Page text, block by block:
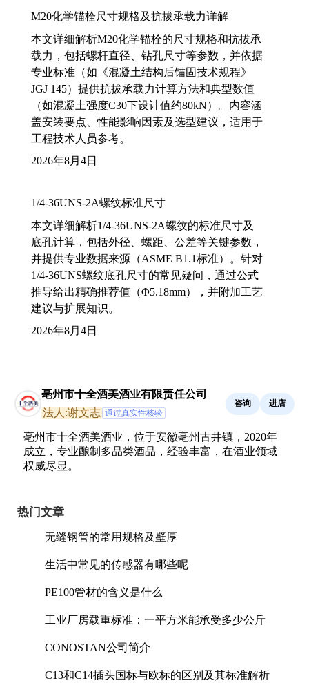
M20化学锚栓尺寸规格及抗拔承载力详解
本文详细解析M20化学锚栓的尺寸规格和抗拔承
载力，包括螺杆直径、钻孔尺寸等参数，并依据
专业标准（如《混凝土结构后锚固技术规程》
JGJ 145）提供抗拔承载力计算方法和典型数值
（如混凝土强度C30下设计值约80kN）。内容涵
盖安装要点、性能影响因素及选型建议，适用于
工程技术人员参考。
2026年8月4日
1/4-36UNS-2A螺纹标准尺寸
本文详细解析1/4-36UNS-2A螺纹的标准尺寸及
底孔计算，包括外径、螺距、公差等关键参数，
并提供专业数据来源（ASME B1.1标准）。针对
1/4-36UNS螺纹底孔尺寸的常见疑问，通过公式
推导给出精确推荐值（Φ5.18mm），并附加工艺
建议与扩展知识。
2026年8月4日
亳州市十全酒美酒业有限责任公司
法人:谢文志 通过真实性核验
咨询 进店
亳州市十全酒美酒业，位于安徽亳州古井镇，2020年
成立，专业酿制多品类酒品，经验丰富，在酒业领域
权威尽显。
热门文章
无缝钢管的常用规格及壁厚
生活中常见的传感器有哪些呢
PE100管材的含义是什么
工业厂房载重标准：一平方米能承受多少公斤
CONOSTAN公司简介
C13和C14插头国标与欧标的区别及其标准解析